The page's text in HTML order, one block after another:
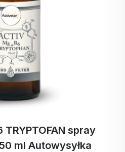
spray
ml Autowysyłka